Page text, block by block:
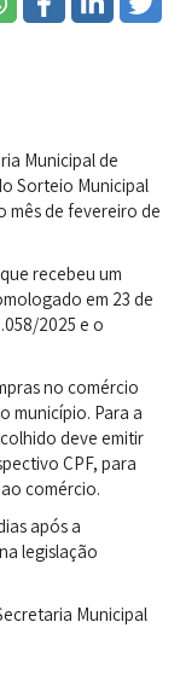
Municipal de
Sorteio Municipal
mês de fevereiro de
recebeu um
em 23 de
2025 e o
no comércio
município. Para a
deve emitir
CPF, para
comércio.
após a
legislação
Municipal